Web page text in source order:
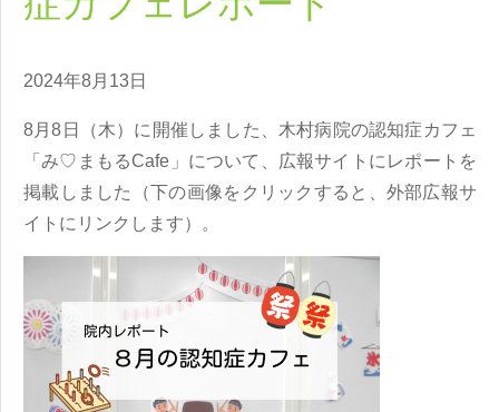
2024年8月13日
8月8日（木）に開催しました、木村病院の認知症カフェ
「み♡まもるCafe」について、広報サイトにレポートを
掲載しました（下の画像をクリックすると、外部広報サ
イトにリンクします）。